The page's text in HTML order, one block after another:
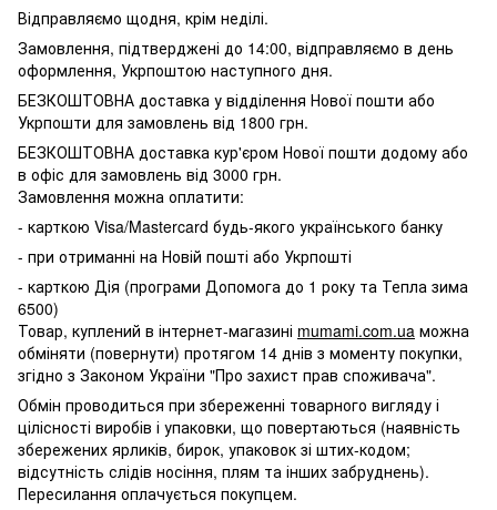
Відправляємо щодня, крім неділі.
Замовлення, підтверджені до 14:00, відправляємо в день
оформлення, Укрпоштою наступного дня.
БЕЗКОШТОВНА доставка у відділення Нової пошти або
Укрпошти для замовлень від 1800 грн.
БЕЗКОШТОВНА доставка кур'єром Нової пошти додому або
в офіс для замовлень від 3000 грн.
Замовлення можна оплатити:
- карткою Visa/Mastercard будь-якого українського банку
- при отриманні на Новій пошті або Укрпошті
- карткою Дія (програми Допомога до 1 року та Тепла зима
6500)
Товар, куплений в інтернет-магазині mumami.com.ua можна
обміняти (повернути) протягом 14 днів з моменту покупки,
згідно з Законом України "Про захист прав споживача".
Обмін проводиться при збереженні товарного вигляду і
цілісності виробів і упаковки, що повертаються (наявність
збережених ярликів, бирок, упаковок зі штих-кодом;
відсутність слідів носіння, плям та інших забруднень).
Пересилання оплачується покупцем.